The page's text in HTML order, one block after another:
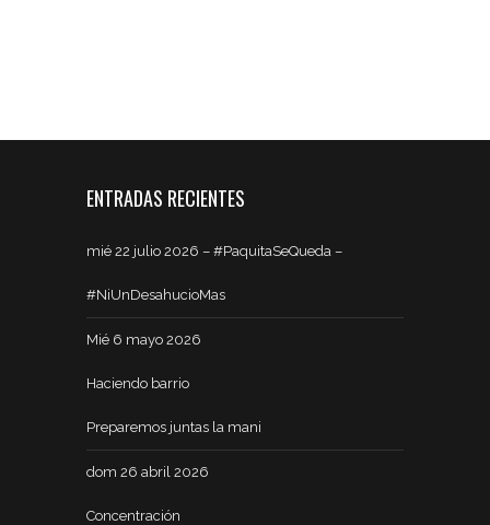
ENTRADAS RECIENTES
mié 22 julio 2026 – #PaquitaSeQueda –
#NiUnDesahucioMas
Mié 6 mayo 2026
Haciendo barrio
Preparemos juntas la mani
dom 26 abril 2026
Concentración